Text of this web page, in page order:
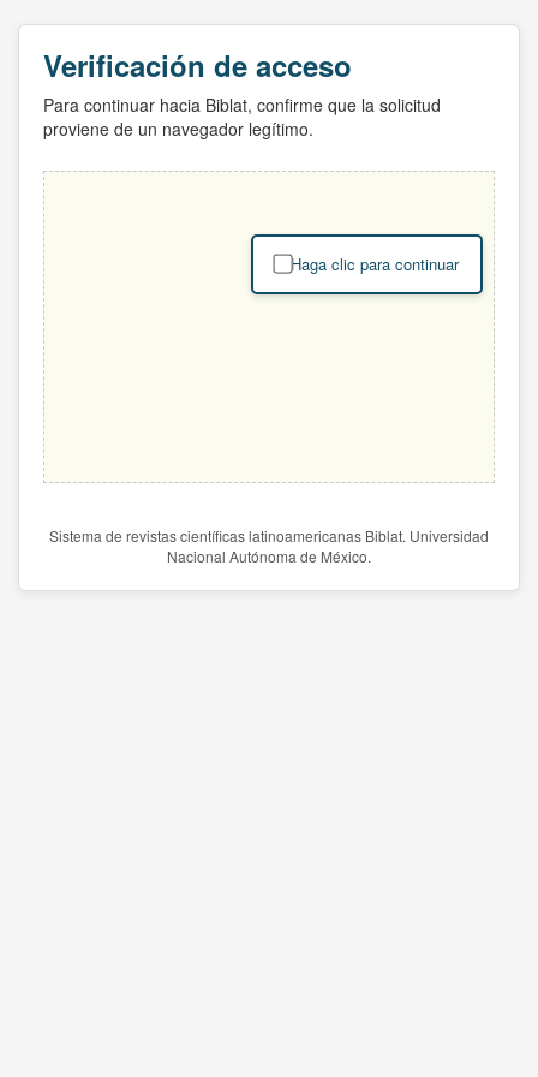
Verificación de acceso
Para continuar hacia Biblat, confirme que la solicitud
proviene de un navegador legítimo.
Haga clic para continuar
Sistema de revistas científicas latinoamericanas Biblat. Universidad
Nacional Autónoma de México.